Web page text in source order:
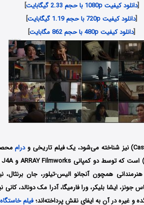
[دانلود کیفیت 1080p با حجم 2.33 گیگابایت
]
[دانلود کیفیت 720p با حجم 1.19 گیگابایت
]
[دانلود کیفیت 480p با حجم 862 مگابایت ]
درام
هنرمندانی همچون آنجانو الیس-تیلور، جان
ایشا بلیکر، ورا فارمیگا، آدرا مک دونالد، کانی
و غیره در آن به ایفای نقش پرداخته‌اند؛فیلم خاستگاه